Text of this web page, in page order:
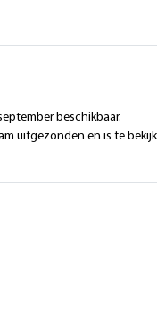
beschikbaar.
uitgezonden en is te